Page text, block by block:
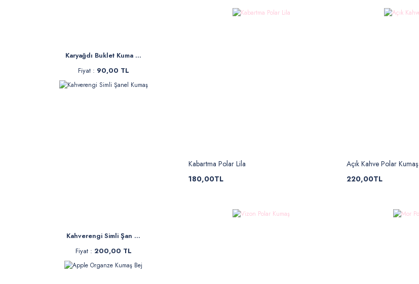
Karyağdı Buklet Kuma ...
Fiyat : 90,00 TL
Kahverengi Simli Şan ...
Fiyat : 200,00 TL
Kabartma Polar Lila
180,00TL
Açık Kahve Polar Kumaş
220,00TL